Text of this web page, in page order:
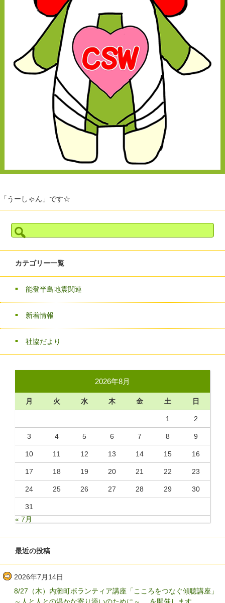
「うーしゃん」です☆
検
索:
カテゴリー一覧
能登半島地震関連
新着情報
社協だより
2026年8月
月 火 水 木 金 土 日
1 2
3 4 5 6 7 8 9
10 11 12 13 14 15 16
17 18 19 20 21 22 23
24 25 26 27 28 29 30
31
« 7月
最近の投稿
2026年7月14日
8/27（木）内灘町ボランティア講座「こころをつなぐ傾聴講座」